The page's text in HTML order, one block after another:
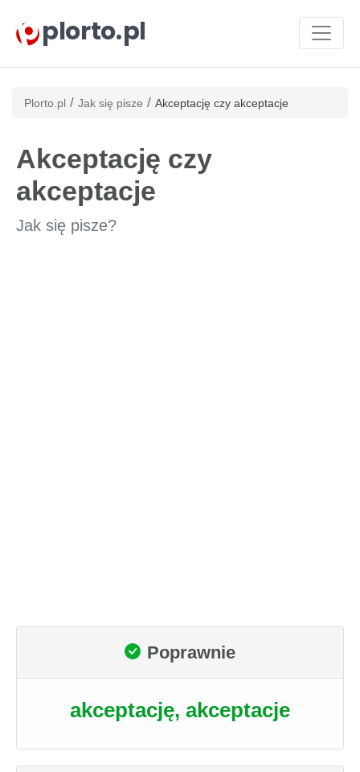
plorto.pl
Plorto.pl / Jak się pisze / Akceptację czy akceptacje
Akceptację czy
akceptacje
Jak się pisze?
Poprawnie
akceptację, akceptacje